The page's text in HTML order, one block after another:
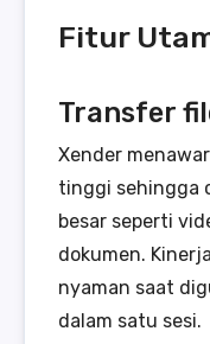
Fitur
Transfer
Xender
tinggi sehingga
besar seperti
dokumen.
nyaman saat
dalam satu sesi.